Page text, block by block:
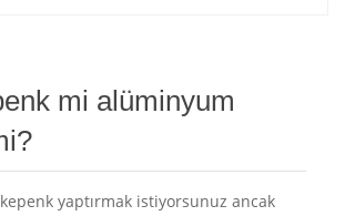
mi alüminyum
yaptırmak istiyorsunuz ancak